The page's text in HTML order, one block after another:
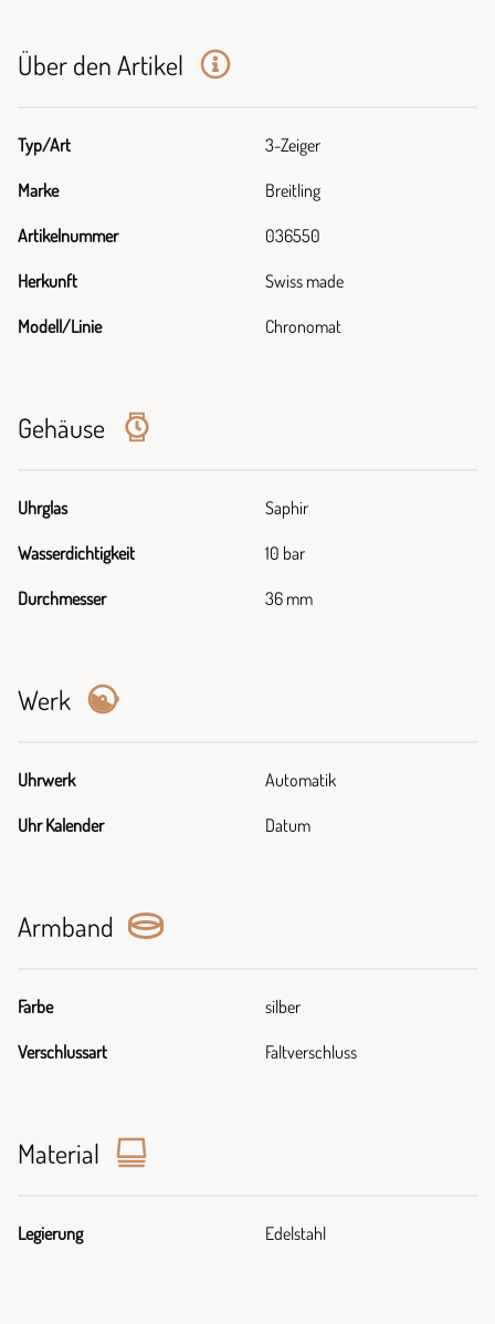
Über den Artikel
Typ/Art 3-Zeiger
Marke Breitling
Artikelnummer 036550
Herkunft Swiss made
Modell/Linie Chronomat
Gehäuse
Uhrglas Saphir
Wasserdichtigkeit 10 bar
Durchmesser 36 mm
Werk
Uhrwerk Automatik
Uhr Kalender Datum
Armband
Farbe silber
Verschlussart Faltverschluss
Material
Legierung Edelstahl